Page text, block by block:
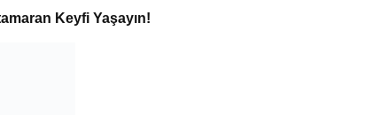
Keyfi Yaşayın!